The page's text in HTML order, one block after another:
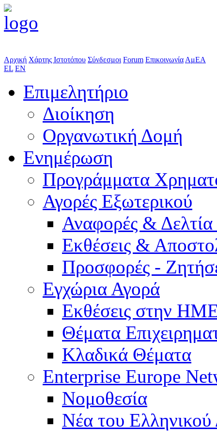
Αρχική Χάρτης Ιστοτόπου Σύνδεσμοι Forum Επικοινωνία ΑμΕΑ
EL EN
Επιμελητήριο
Διοίκηση
Οργανωτική Δομή
Ενημέρωση
Προγράμματα
Αγορές Εξωτερικού
Αναφορές &
Εκθέσεις &
Προσφορές -
Εγχώρια Αγορά
Εκθέσεις στην
Θέματα
Κλαδικά Θέματα
Enterprise Europe
Νομοθεσία
Νέα του Ελληνικού